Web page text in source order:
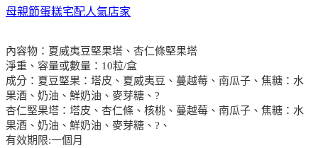
母親節蛋糕宅配人氣店家
內容物：夏威夷豆堅果塔、杏仁條堅果塔
淨重、容量或數量：10粒/盒
成分：夏豆堅果：塔皮、夏威夷豆、蔓越莓、南瓜子、焦糖：水
果酒、奶油、鮮奶油、麥芽糖、?
杏仁堅果塔：塔皮、杏仁條、核桃、蔓越莓、南瓜子、焦糖：水
果酒、奶油、鮮奶油、麥芽糖、?、
有效期限:一個月